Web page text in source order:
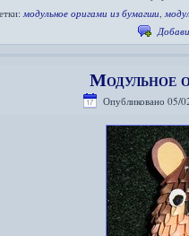
модульное оригами из бумагши,
Модульное
Опубликовано 05/